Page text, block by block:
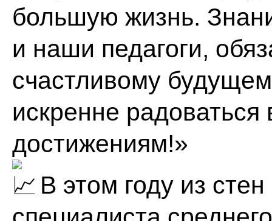
большую жизнь.
и наши педагоги,
счастливому
искренне
достижениям!»
В этом году из